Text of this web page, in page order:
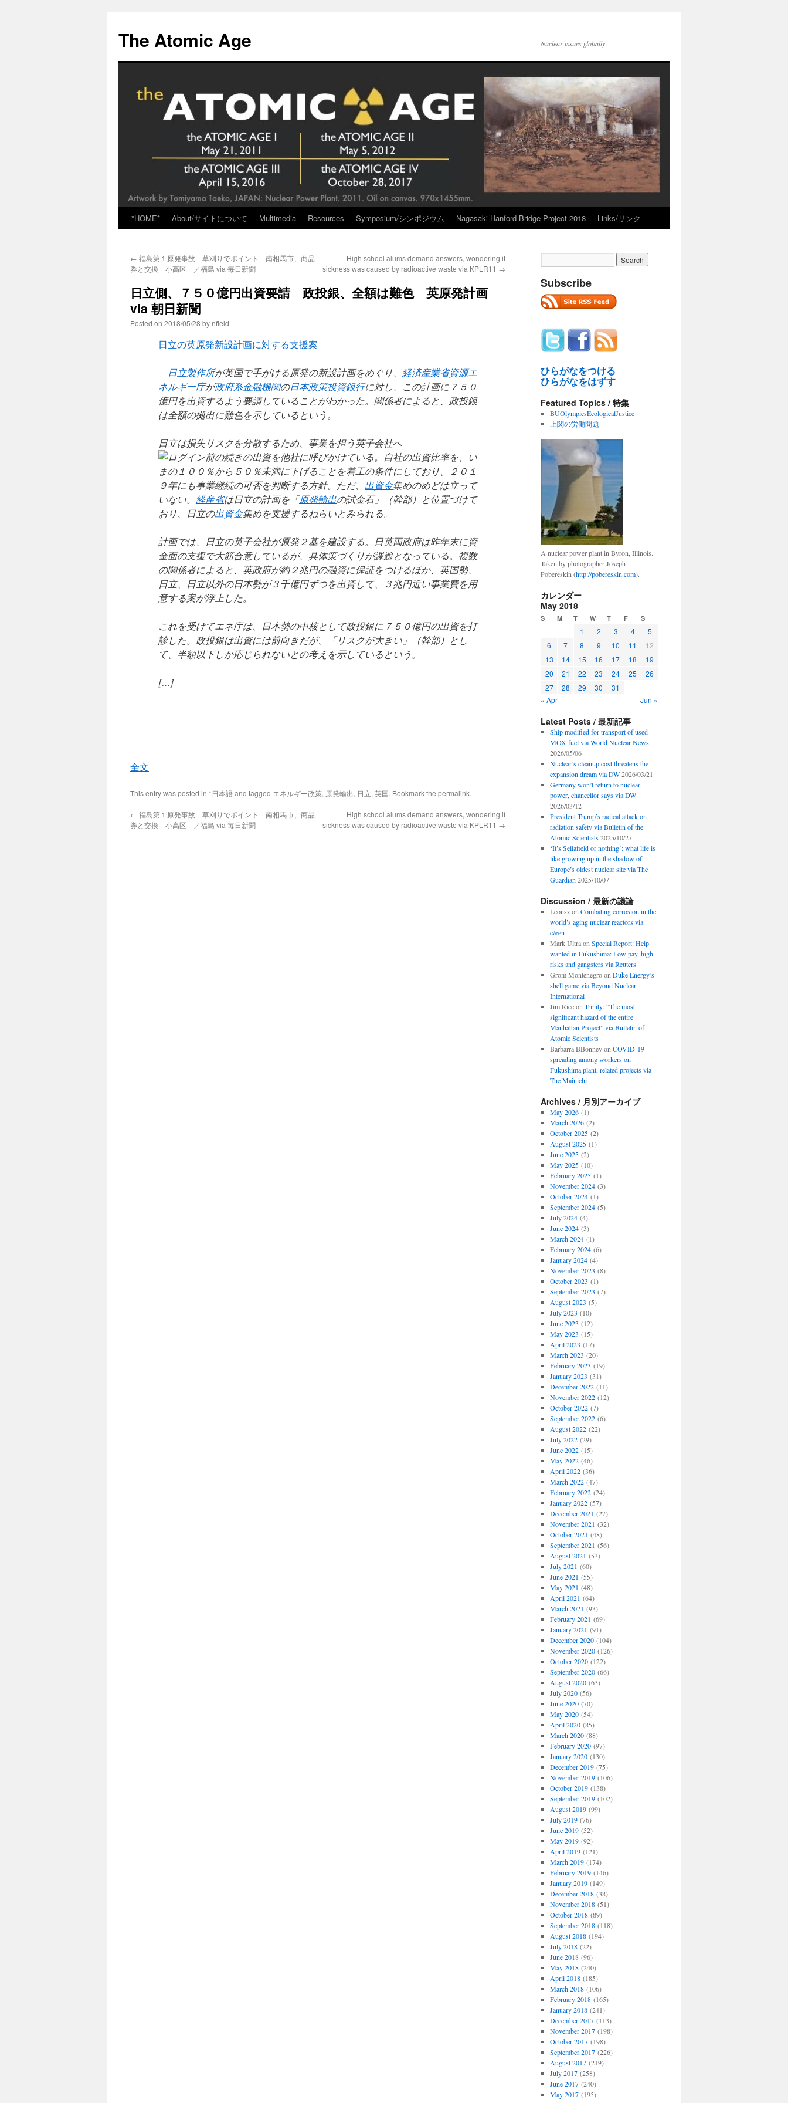
content
The Atomic Age Nuclear issues globally
*HOME* About/サイトについて Multimedia Resources Symposium/シンポジウム Nagasaki Hanford Bridge Project 2018 Links/リンク
← 福島第１原発事故 草刈りでポイント 南相馬市、商品
券と交換 小高区 ／福島 via 毎日新聞
High school alums demand answers, wondering if
sickness was caused by radioactive waste via KPLR11 →
日立側、７５０億円出資要請 政投銀、全額は難色 英原発計画
via 朝日新聞
Posted on 2018/05/28 by nfield
日立の英原発新設計画に対する支援案
日立製作所が英国で手がける原発の新設計画をめぐり、 経済産業省資源エ
ネルギー庁が政府系金融機関の日本政策投資銀行に対し、この計画に７５０
億円を出資するよう要請していることがわかった。関係者によると、政投銀
は全額の拠出に難色を示しているという。
日立は損失リスクを分散するため、事業を担う英子会社へ
の出資を他社に呼びかけている。自社の出資比率を、い
まの１００％から５０％未満に下げることを着工の条件にしており、２０１
９年にも事業継続の可否を判断する方針。ただ、 出資金集めのめどは立って
いない。 経産省は日立の計画を「原発輸出の試金石」（幹部）と位置づけて
おり、日立の出資金集めを支援するねらいとみられる。
計画では、日立の英子会社が原発２基を建設する。日英両政府は昨年末に資
金面の支援で大筋合意しているが、具体策づくりが課題となっている。複数
の関係者によると、英政府が約２兆円の融資に保証をつけるほか、英国勢、
日立、日立以外の日本勢が３千億円ずつを出資して、３兆円近い事業費を用
意する案が浮上した。
これを受けてエネ庁は、日本勢の中核として政投銀に７５０億円の出資を打
診した。政投銀は出資には前向きだが、「リスクが大きい」（幹部）とし
て、半額以下しか応じられないとの考えを示しているという。
[…]
全文
This entry was posted in *日本語and tagged エネルギー政策, 原発輸出, 日立, 英国. Bookmark the permalink.
← 福島第１原発事故 草刈りでポイント 南相馬市、商品
券と交換 小高区 ／福島 via 毎日新聞
High school alums demand answers, wondering if
sickness was caused by radioactive waste via KPLR11 →
Subscribe
ひらがなをつける
ひらがなをはずす
Featured Topics / 特集
BUOlympicsEcologicalJustice
上関の労働問題
A nuclear power plant in Byron, Illinois.
Taken by photographer Joseph
Pobereskin (http://pobereskin.com).
カレンダー
May 2018
S M T W T F S
1 2 3 4
5
6
7 8 9 10 11
12
13
14 15 16 17 18
19
20
21 22 23 24 25
26
27
28 29 30
31
« Apr
Jun »
Latest Posts / 最新記事
Ship modified for transport of used
MOX fuel via World Nuclear News
2026/05/06
Nuclear’s cleanup cost threatens the
expansion dream via DW 2026/03/21
Germany won’t return to nuclear
power, chancellor says via DW
2026/03/12
President Trump’s radical attack on
radiation safety via Bulletin of the
Atomic Scientists 2025/10/27
‘It’s Sellafield or nothing’: what life is
like growing up in the shadow of
Europe’s oldest nuclear site via The
Guardian 2025/10/07
Discussion / 最新の議論
Leonszon Combating corrosion in the
world’s aging nuclear reactors via
c&en
Mark Ultraon Special Report: Help
wanted in Fukushima: Low pay, high
risks and gangsters via Reuters
Grom Montenegroon Duke Energy’s
shell game via Beyond Nuclear
International
Jim Riceon Trinity: “The most
significant hazard of the entire
Manhattan Project” via Bulletin of
Atomic Scientists
Barbarra BBonneyon COVID-19
spreading among workers on
Fukushima plant, related projects via
The Mainichi
Archives / 月別アーカイブ
May 2026(1)
March 2026(2)
October 2025(2)
August 2025(1)
June 2025(2)
May 2025(10)
February 2025(1)
November 2024(3)
October 2024(1)
September 2024(5)
July 2024(4)
June 2024(3)
March 2024(1)
February 2024(6)
January 2024(4)
November 2023 (8)
October 2023 (1)
September 2023 (7)
August 2023 (5)
July 2023 (10)
June 2023 (12)
May 2023 (15)
April 2023 (17)
March 2023 (20)
February 2023 (19)
January 2023 (31)
December 2022(11)
November 2022(12)
October 2022(7)
September 2022(6)
August 2022(22)
July 2022(29)
June 2022(15)
May 2022(46)
April 2022(36)
March 2022(47)
February 2022(24)
January 2022(57)
December 2021 (27)
November 2021 (32)
October 2021 (48)
September 2021 (56)
August 2021 (53)
July 2021 (60)
June 2021 (55)
May 2021 (48)
April 2021 (64)
March 2021 (93)
February 2021 (69)
January 2021 (91)
December 2020(104)
November 2020(126)
October 2020(122)
September 2020(66)
August 2020(63)
July 2020(56)
June 2020(70)
May 2020(54)
April 2020(85)
March 2020(88)
February 2020(97)
January 2020(130)
December 2019(75)
November 2019(106)
October 2019(138)
September 2019(102)
August 2019(99)
July 2019(76)
June 2019(52)
May 2019(92)
April 2019(121)
March 2019(174)
February 2019(146)
January 2019(149)
December 2018(38)
November 2018(51)
October 2018(89)
September 2018(118)
August 2018(194)
July 2018(22)
June 2018(96)
May 2018(240)
April 2018(185)
March 2018(106)
February 2018(165)
January 2018(241)
December 2017(113)
November 2017(198)
October 2017(198)
September 2017(226)
August 2017(219)
July 2017(258)
June 2017(240)
May 2017(195)